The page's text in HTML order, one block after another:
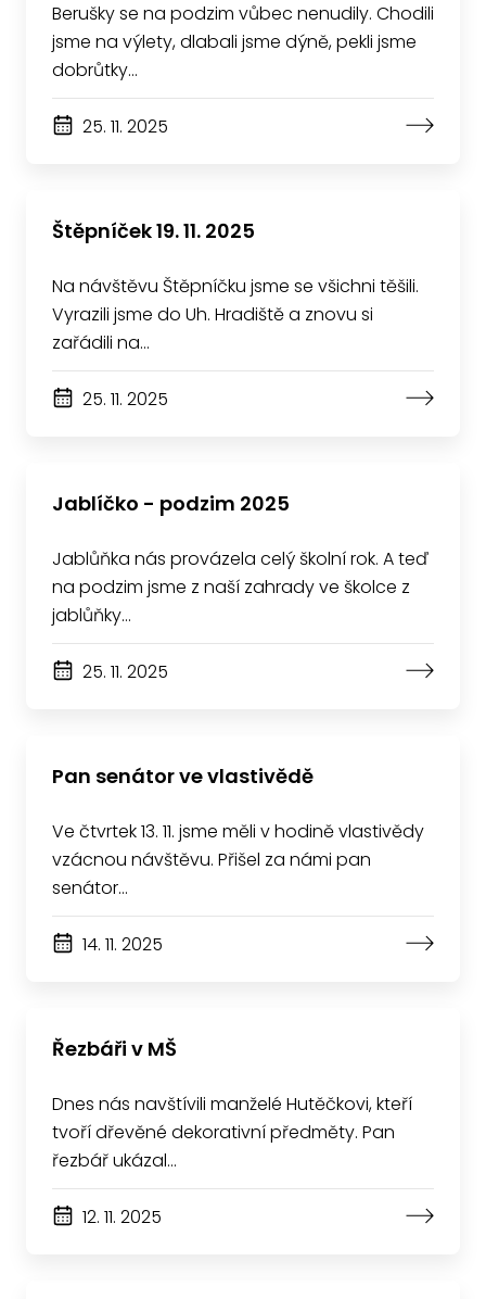
Berušky se na podzim vůbec nenudily. Chodili
jsme na výlety, dlabali jsme dýně, pekli jsme
dobrůtky…
25. 11. 2025
Štěpníček 19. 11. 2025
Na návštěvu Štěpníčku jsme se všichni těšili.
Vyrazili jsme do Uh. Hradiště a znovu si
zařádili na…
25. 11. 2025
Jablíčko - podzim 2025
Jablůňka nás provázela celý školní rok. A teď
na podzim jsme z naší zahrady ve školce z
jablůňky…
25. 11. 2025
Pan senátor ve vlastivědě
Ve čtvrtek 13. 11. jsme měli v hodině vlastivědy
vzácnou návštěvu. Přišel za námi pan
senátor…
14. 11. 2025
Řezbáři v MŠ
Dnes nás navštívili manželé Hutěčkovi, kteří
tvoří dřevěné dekorativní předměty. Pan
řezbář ukázal…
12. 11. 2025